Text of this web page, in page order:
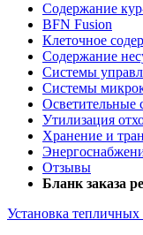
Содержание
BFN Fusion
Клеточное
Содержание
Системы
Системы
Осветительные
Утилизация
Хранение и
Отзывы
Бланк заказа
Установка тепличных